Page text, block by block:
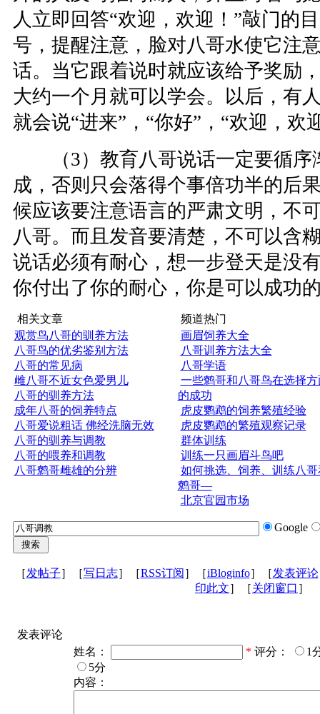
人立即回答“欢迎，欢迎！”敲门的
号，提醒注意，脸对八哥水使它注
话。当它跟着说时就应该给予奖励
大约一个月就可以学会。以后，有
就会说“进来”，“你好”，“欢迎，欢
（3）教育八哥说话一定要循序
成，否则只会落得个事倍功半的后
候应该要注意语言的严肃文明，不
八哥。而且发音要清楚，不可以含
说话必须有耐心，想一步登天是没
你付出了你的耐心，你是可以成功
相关文章
观赏鸟八哥的驯养方法
八哥鸟的优劣鉴别方法
八哥的常见病
雌八哥不近女色爱男儿
八哥的驯养方法
成年八哥的饲养特点
八哥爱说粗话 佛经洗脑无效
八哥的驯养与调教
八哥的喂养和调教
八哥鹩哥雌雄的分辨
频道热门
画眉饲养大全
八哥训养方法大全
八哥学语
一些鹩哥和八哥鸟在选择方
的成功
虎皮鹦鹉的饲养繁殖经验
虎皮鹦鹉的繁殖观察记录
群体训练
训练一只画眉斗鸟吧
如何挑选、饲养、训练八哥
鹩哥—
北京官园市场
Google
［发帖子］［写日志］［RSS订阅 ］［iBloginfo］［发表评论
印此文］［关闭窗口 ］
发表评论
姓名：
* 评分：
1
5分
内容：